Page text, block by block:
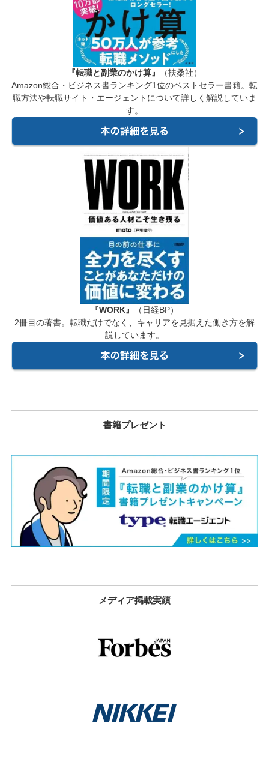
『転職と副業のかけ算』
（扶桑社）
Amazon総合・ビジネス書ランキング1位のベストセラー書籍。転
職方法や転職サイト・エージェントについて詳しく解説していま
す。
『WORK』
（日経BP）
2冊目の著書。転職だけでなく、キャリアを見据えた働き方を解
説しています。
書籍プレゼント
メディア掲載実績